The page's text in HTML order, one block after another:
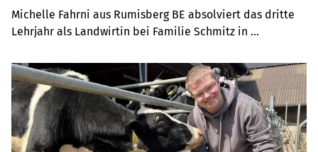
gern» und ist Captain auf dem
Fussballplatz
Michelle Fahrni aus Rumisberg BE absolviert das dritte
Lehrjahr als Landwirtin bei Familie Schmitz in
Jahres» spricht über ihre Lieblingskuh Tansania, ihren
vielseitigen Berufsalltag und warum sie jeden Morgen
gerne um fünf Uhr in der Früh aufsteht.